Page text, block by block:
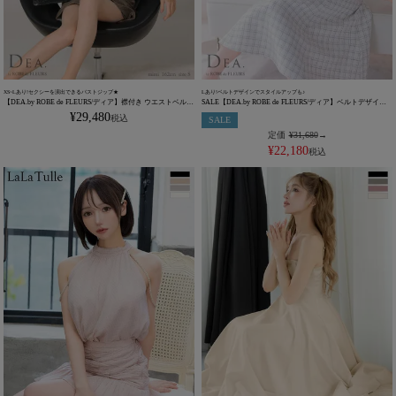
XS~Lあり!セクシーを演出できるバストジップ★
【DEA.by ROBE de FLEURS/ディア】襟付き ウエストベルト
シンプル ノースリーブ ジップデザイン フレアミニドレス
¥29,480税込
Lあり!ベルトデザインでスタイルアップも♪
SALE【DEA.by ROBE de FLEURS/ディア】ベルトデザイン
ノースリーブ バストカット チェック柄 ツイード ワンピース
フレアロングドレス(DE3526)
SALE
定価 ¥31,680→
¥22,180税込